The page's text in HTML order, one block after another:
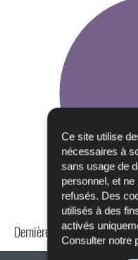
Ce site utilise
nécessaires à
sans usage de
personnel, et
refusés. Des
utilisés à des
activés
Consulter notre
Dernière mise à jour24/